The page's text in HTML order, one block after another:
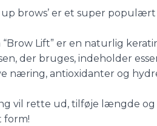
up brows’ er et super
“Brow Lift” er en naturlig
der bruges, indeholder
næring, antioxidanter og
vil rette ud, tilføje længde
form!